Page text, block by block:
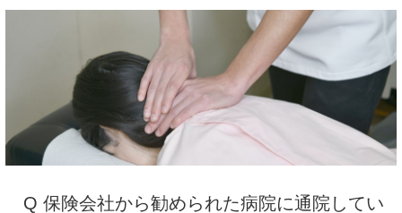
Q 保険会社から勧められた病院に通院してい